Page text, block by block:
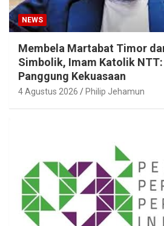
NEWS
Membela Martabat Timor
Simbolik, Imam Katolik
Panggung Kekuasaan
4 Agustus 2026 Philip Jehamun